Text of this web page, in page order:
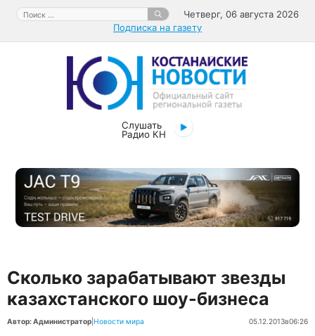
Перейти
содержимому
Поиск:
Четверг, 06 августа 2026
Подписка на газету
Слушать
Радио КН
Сколько зарабатывают звезды
казахстанского шоу-бизнеса
Автор: Администратор Новости мира 05.12.2013в06:26